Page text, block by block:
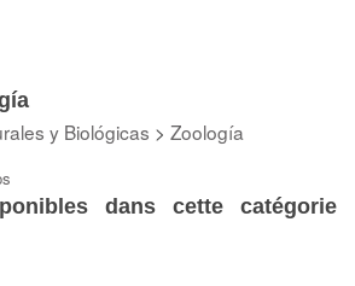
y Biológicas > Zoología
dans cette catégorie